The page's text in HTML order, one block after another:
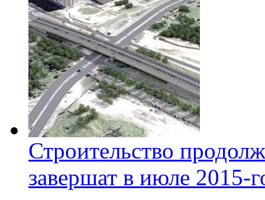
Строительство
завершат в июле 2015-